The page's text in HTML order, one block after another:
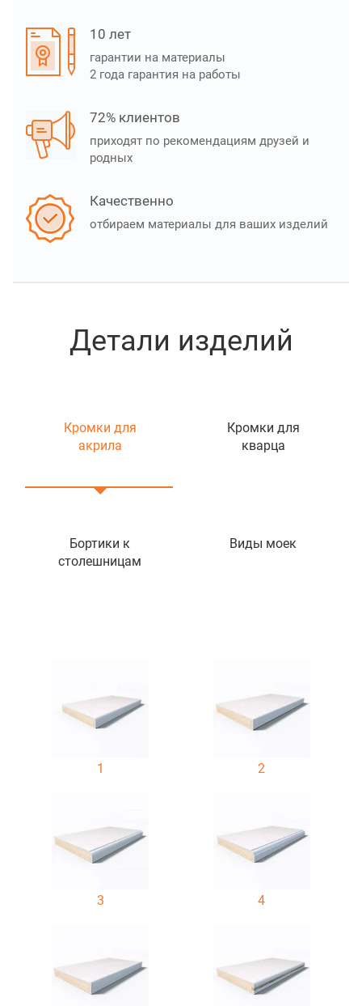
10 лет
гарантии на материалы
2 года гарантия на работы
72% клиентов
приходят по рекомендациям друзей и
родных
Качественно
отбираем материалы для ваших изделий
Детали изделий
Кромки для
акрила
Кромки для
кварца
Бортики к
столешницам
Виды моек
1 2
3 4